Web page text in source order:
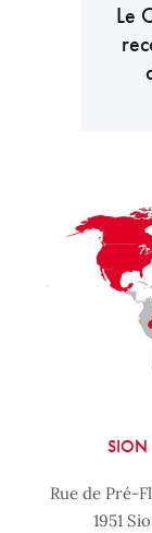
Le
SION
Rue de Pré-
1951